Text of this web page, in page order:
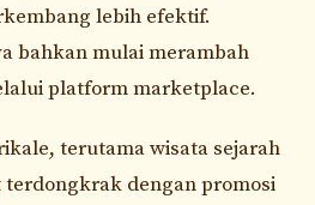
lebih efektif.
bahkan mulai merambah
platform marketplace.
terutama wisata sejarah
dengan promosi